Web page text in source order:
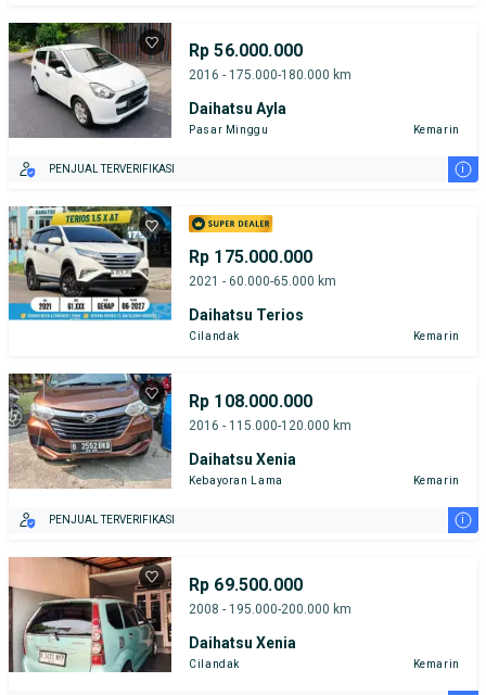
Rp 56.000.000
2016 - 175.000-180.000 km
Daihatsu Ayla
Pasar Minggu Kemarin
PENJUAL TERVERIFIKASI i
Rp 175.000.000
2021 - 60.000-65.000 km
Daihatsu Terios
Cilandak Kemarin
Rp 108.000.000
2016 - 115.000-120.000 km
Daihatsu Xenia
Kebayoran Lama Kemarin
PENJUAL TERVERIFIKASI i
Rp 69.500.000
2008 - 195.000-200.000 km
Daihatsu Xenia
Cilandak Kemarin